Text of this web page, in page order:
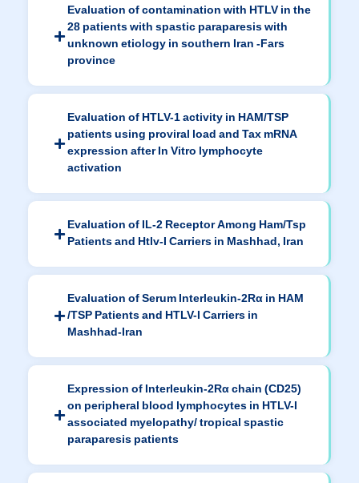
Evaluation of contamination with HTLV in the
28 patients with spastic paraparesis with
unknown etiology in southern Iran -Fars
province
Evaluation of HTLV-1 activity in HAM/TSP
patients using proviral load and Tax mRNA
expression after In Vitro lymphocyte
activation
Evaluation of IL-2 Receptor Among Ham/Tsp
Patients and Htlv-I Carriers in Mashhad, Iran
Evaluation of Serum Interleukin-2Rα in HAM
/TSP Patients and HTLV-I Carriers in
Mashhad-Iran
Expression of Interleukin-2Rα chain (CD25)
on peripheral blood lymphocytes in HTLV-I
associated myelopathy/ tropical spastic
paraparesis patients